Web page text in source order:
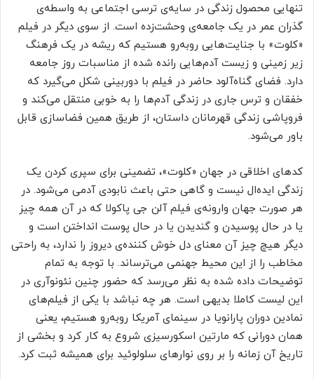
تنهایی محصول زندگی در سایه‌ی ترسی اجتماعی به واسطه‌ی
گذران عمر در یک جامعه‌ی وحشت‌زده است. از سوی دیگر در فیلم
«کلوت» با جنایت‌هایی روبه‌رو هستیم که ریشه در یک فرهنگ
زیر زمینی و زیست آدم‌هایی رانده شده از مناسبات روز جامعه
دارد. فضای گناه‌آلود حاضر در فیلم با دوربینی شکل می‌گیرد که
خفقان و ترس جاری در زندگی آدم‌ها را به خوبی منتقل می‌کند و
فروپاشی زندگی قهرمانان داستان، از طریق همین فضاسازی قابل
باور می‌شود.
کدهای اخلاقی در جهان «کلوت»، تضمینی برای سپری کردن یک
زندگی ایده‌ال نیست و گاهی حتی باعث نابودی آدمی می‌شود. در
هر صورت جهان وارونه‌ی فیلم‌ آلن جی پاکولا که در آن همه چیز
یا در حال پوسیدن و گندیدن یا در حال پوست انداختن است و
دیگر هیچ چیز آن معنای دل ‌خوش کننده‌ی دیروز را ندارد، به راحتی
مخاطب را از این محیط جهنمی می‌ترساند. با توجه به تمام
توضیحات داده شده به نظر می‌رسد که حضور چنین نئونوآری در
این لیست کاملا بدیهی است. هر چه نباشد با یکی از فیلم‌های
نمادین دوران پارانویا در سینمای آمریکا روبه‌رو هستیم، یعنی
همان دورانی که مارتین اسکورسیزی شروع به کار کرد و بخشی از
تاریخ آن زمانه را بر روی نوارهای سلولوئید برای همیشه ثبت کرد.